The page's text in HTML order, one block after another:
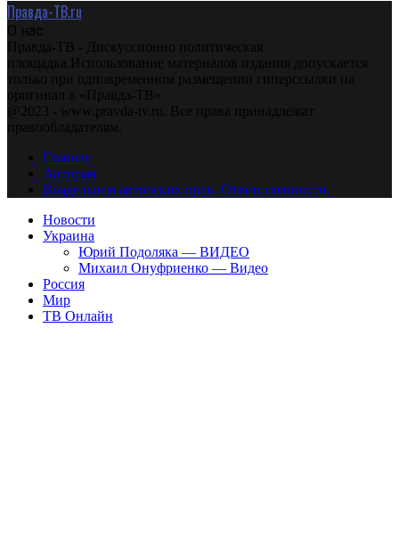
Правда-ТВ.ru
О нас
Правда-ТВ - Дискуссионно политическая
площадка.Использование материалов издания допускается
только при одновременном размещении гиперссылки на
оригинал в «Правда-ТВ»
@2023 - www.pravda-tv.ru. Все права принадлежат
правообладателям.
Главная
Авторам
Владельцам авторских прав. Ответственности.
Новости
Украина
Юрий Подоляка — ВИДЕО
Михаил Онуфриенко — Видео
Россия
Мир
ТВ Онлайн